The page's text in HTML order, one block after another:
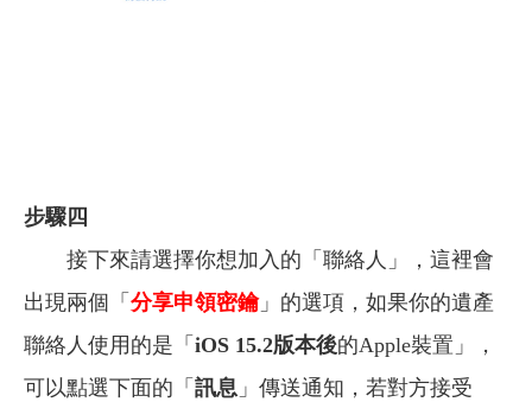
步驟四
接下來請選擇你想加入的「聯絡人」，這裡會
出現兩個「 分享申領密鑰」的選項，如果你的遺產
聯絡人使用的是「 iOS 15.2版本後的Apple裝置」，
可以點選下面的「 訊息 」傳送通知，若對方接受